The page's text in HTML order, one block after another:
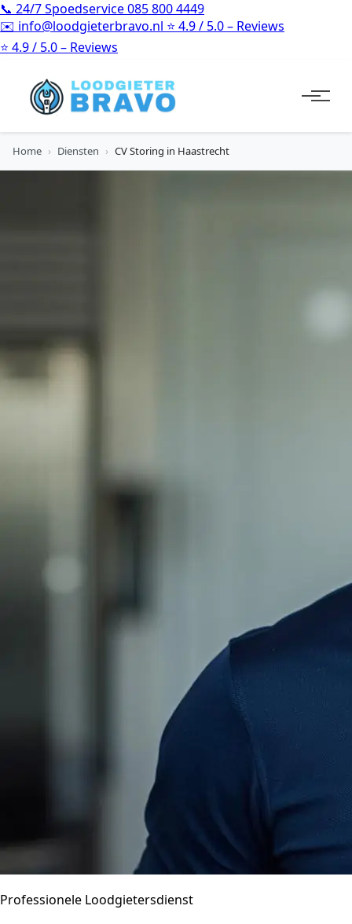
📞 24/7 Spoedservice085 800 4449
✉️ info@loodgieterbravo.nl ⭐ 4.9 / 5.0 – Reviews
⭐ 4.9 / 5.0 – Reviews
Home › Diensten › CV Storing in Haastrecht
Professionele Loodgietersdienst